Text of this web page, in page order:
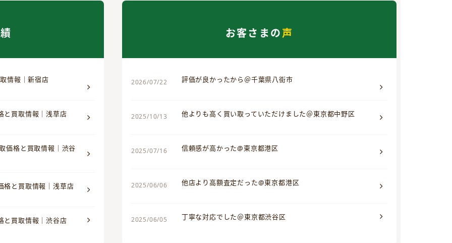
情報｜新宿店
と買取情報｜浅草店
価格と買取情報｜渋谷
格と買取情報｜浅草店
と買取情報｜渋谷店
お客さまの声
2026/07/22 評価が良かったから＠千葉県八街市
2025/10/13 他よりも高く買い取っていただけました＠東京都中野区
2025/07/16 信頼感が高かった@東京都港区
2025/06/06 他店より高額査定だった@東京都港区
2025/06/05 丁寧な対応でした＠東京都渋谷区